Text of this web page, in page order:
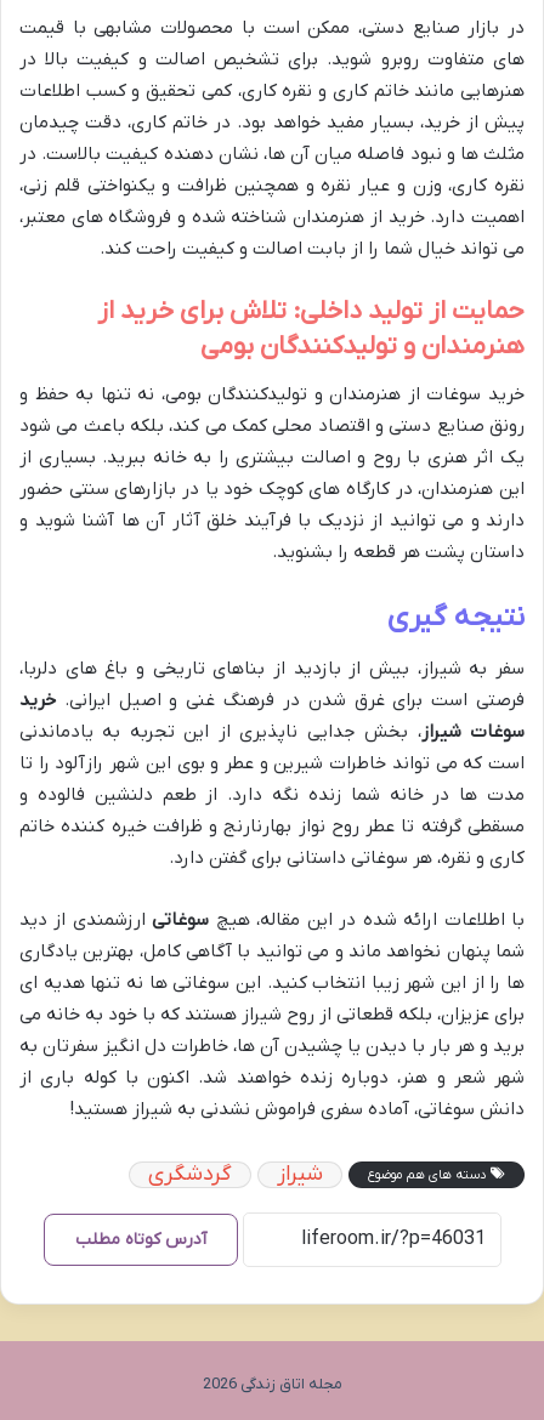
در بازار صنایع دستی، ممکن است با محصولات مشابهی با قیمت
های متفاوت روبرو شوید. برای تشخیص اصالت و کیفیت بالا در
هنرهایی مانند خاتم کاری و نقره کاری، کمی تحقیق و کسب اطلاعات
پیش از خرید، بسیار مفید خواهد بود. در خاتم کاری، دقت چیدمان
مثلث ها و نبود فاصله میان آن ها، نشان دهنده کیفیت بالاست. در
نقره کاری، وزن و عیار نقره و همچنین ظرافت و یکنواختی قلم زنی،
اهمیت دارد. خرید از هنرمندان شناخته شده و فروشگاه های معتبر،
می تواند خیال شما را از بابت اصالت و کیفیت راحت کند.
حمایت از تولید داخلی: تلاش برای خرید از
هنرمندان و تولیدکنندگان بومی
خرید سوغات از هنرمندان و تولیدکنندگان بومی، نه تنها به حفظ و
رونق صنایع دستی و اقتصاد محلی کمک می کند، بلکه باعث می شود
یک اثر هنری با روح و اصالت بیشتری را به خانه ببرید. بسیاری از
این هنرمندان، در کارگاه های کوچک خود یا در بازارهای سنتی حضور
دارند و می توانید از نزدیک با فرآیند خلق آثار آن ها آشنا شوید و
داستان پشت هر قطعه را بشنوید.
نتیجه گیری
سفر به شیراز، بیش از بازدید از بناهای تاریخی و باغ های دلربا،
فرصتی است برای غرق شدن در فرهنگ غنی و اصیل ایرانی. خرید
سوغات شیراز، بخش جدایی ناپذیری از این تجربه به یادماندنی
است که می تواند خاطرات شیرین و عطر و بوی این شهر رازآلود را تا
مدت ها در خانه شما زنده نگه دارد. از طعم دلنشین فالوده و
مسقطی گرفته تا عطر روح نواز بهارنارنج و ظرافت خیره کننده خاتم
کاری و نقره، هر سوغاتی داستانی برای گفتن دارد.
با اطلاعات ارائه شده در این مقاله، هیچ سوغاتیارزشمندی از دید
شما پنهان نخواهد ماند و می توانید با آگاهی کامل، بهترین یادگاری
ها را از این شهر زیبا انتخاب کنید. این سوغاتی ها نه تنها هدیه ای
برای عزیزان، بلکه قطعاتی از روح شیراز هستند که با خود به خانه می
برید و هر بار با دیدن یا چشیدن آن ها، خاطرات دل انگیز سفرتان به
شهر شعر و هنر، دوباره زنده خواهند شد. اکنون با کوله باری از
دانش سوغاتی، آماده سفری فراموش نشدنی به شیراز هستید!
دسته های هم موضوع شیراز گردشگری
آدرس کوتاه مطلب
مجله اتاق زندگی 2026